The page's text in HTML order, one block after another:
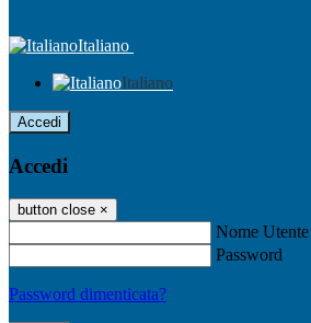
Italiano
Italiano
Accedi
Accedi
button close ×
Nome Utente
Password
Password dimenticata?